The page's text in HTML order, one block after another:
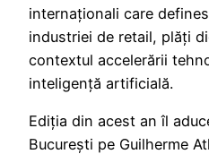
internaționali care
industriei de retail, plăți
contextul accelerării
inteligență artificială.
Ediția din acest an îl
București pe Guilherme